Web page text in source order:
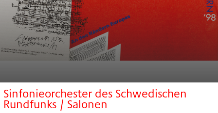
Sinfonieorchester des Schwedischen
Rundfunks / Salonen